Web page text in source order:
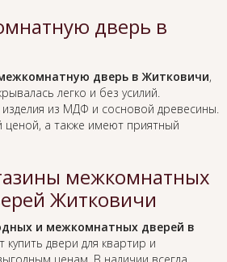
дверь в
дверь в Житковичи,
легко и без усилий.
из МДФ и сосновой древесины.
ценой, а также имеют приятный
межкомнатных
Житковичи
и межкомнатных дверей в
купить двери для квартир и